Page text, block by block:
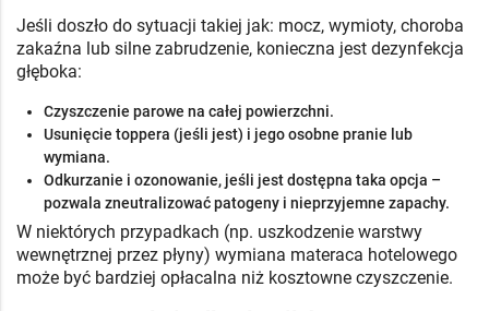
Jeśli doszło do sytuacji takiej jak: mocz, wymioty, choroba
zakaźna lub silne zabrudzenie, konieczna jest dezynfekcja
głęboka:
Czyszczenie parowe na całej powierzchni.
Usunięcie toppera (jeśli jest) i jego osobne pranie lub
wymiana.
Odkurzanie i ozonowanie, jeśli jest dostępna taka opcja –
pozwala zneutralizować patogeny i nieprzyjemne zapachy.
W niektórych przypadkach (np. uszkodzenie warstwy
wewnętrznej przez płyny) wymiana materaca hotelowego
może być bardziej opłacalna niż kosztowne czyszczenie.